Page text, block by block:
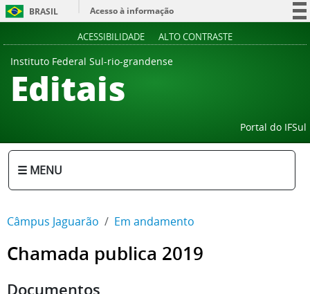
BRASIL
Acesso à informação
ACESSIBILIDADE ALTO CONTRASTE
Instituto Federal Sul-rio-grandense
Editais
Portal do IFSul
☰ MENU
Câmpus Jaguarão Em andamento
Chamada publica 2019